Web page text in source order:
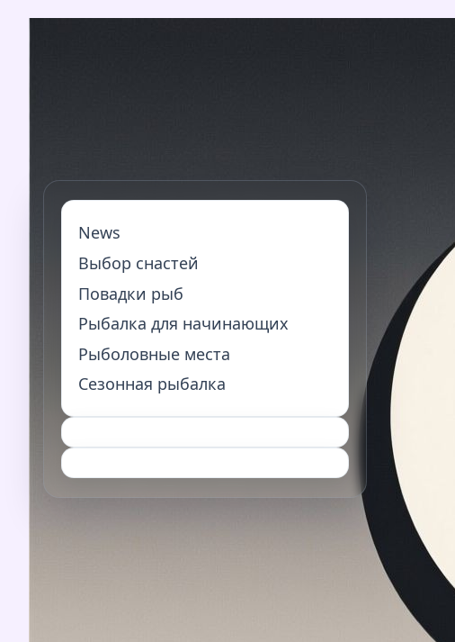
Перейти
News
Выбор снастей
Повадки рыб
Рыбалка для начинающих
Рыболовные места
Сезонная рыбалка